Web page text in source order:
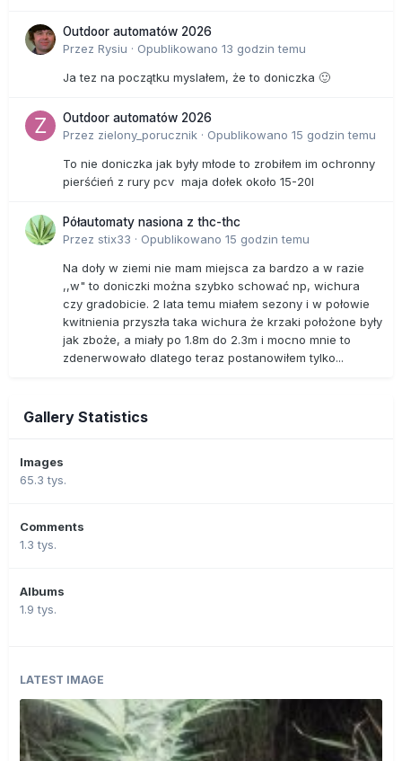
Outdoor automatów 2026
Przez Rysiu · Opublikowano 13 godzin temu
Ja tez na początku myslałem, że to doniczka 🙂
Outdoor automatów 2026
Przez zielony_porucznik · Opublikowano 15 godzin temu
To nie doniczka jak były młode to zrobiłem im ochronny
pierśćień z rury pcv maja dołek około 15-20l
Półautomaty nasiona z thc-thc
Przez stix33 · Opublikowano 15 godzin temu
Na doły w ziemi nie mam miejsca za bardzo a w razie
,,w" to doniczki można szybko schować np, wichura
czy gradobicie. 2 lata temu miałem sezony i w połowie
kwitnienia przyszła taka wichura że krzaki położone były
jak zboże, a miały po 1.8m do 2.3m i mocno mnie to
zdenerwowało dlatego teraz postanowiłem tylko...
Gallery Statistics
Images
65.3 tys.
Comments
1.3 tys.
Albums
1.9 tys.
LATEST IMAGE